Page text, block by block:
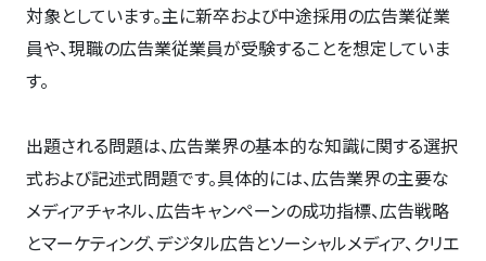
対象としています。主に新卒および中途採用の広告業従業
員や、現職の広告業従業員が受験することを想定していま
す。
出題される問題は、広告業界の基本的な知識に関する選択
式および記述式問題です。具体的には、広告業界の主要な
メディアチャネル、広告キャンペーンの成功指標、広告戦略
とマーケティング、デジタル広告とソーシャルメディア、クリエ